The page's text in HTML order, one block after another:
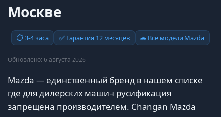
Москве
⏱ 3-4 часа ✅ Гарантия 12 месяцев 🚗 Все модели Mazda
Обновлено: 6 августа 2026
Mazda — единственный бренд в нашем списке
где для дилерских машин русификация
запрещена производителем. Changan Mazda